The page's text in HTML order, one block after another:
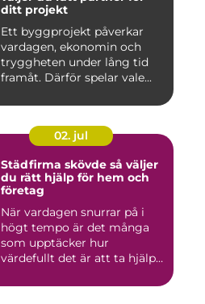
ditt projekt
Ett byggprojekt påverkar
vardagen, ekonomin och
tryggheten under lång tid
framåt. Därför spelar vale...
02. jul
Städfirma skövde så väljer
du rätt hjälp för hem och
företag
När vardagen snurrar på i
högt tempo är det många
som upptäcker hur
värdefullt det är att ta hjälp